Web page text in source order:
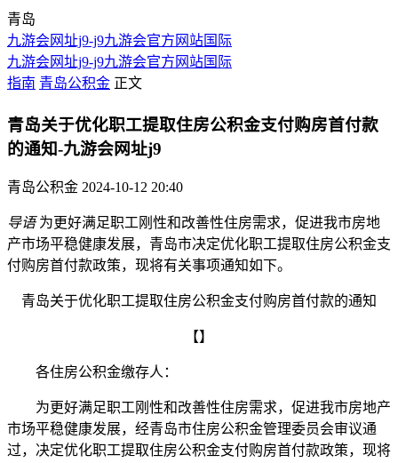
青岛
九游会网址j9-j9九游会官方网站国际
九游会网址j9-j9九游会官方网站国际
指南 青岛公积金 正文
青岛关于优化职工提取住房公积金支付购房首付款
的通知-九游会网址j9
青岛公积金 2024-10-12 20:40
导语为更好满足职工刚性和改善性住房需求，促进我市房地
产市场平稳健康发展，青岛市决定优化职工提取住房公积金支
付购房首付款政策，现将有关事项通知如下。
青岛关于优化职工提取住房公积金支付购房首付款的通知
【】
各住房公积金缴存人：
为更好满足职工刚性和改善性住房需求，促进我市房地产
市场平稳健康发展，经青岛市住房公积金管理委员会审议通
过，决定优化职工提取住房公积金支付购房首付款政策，现将